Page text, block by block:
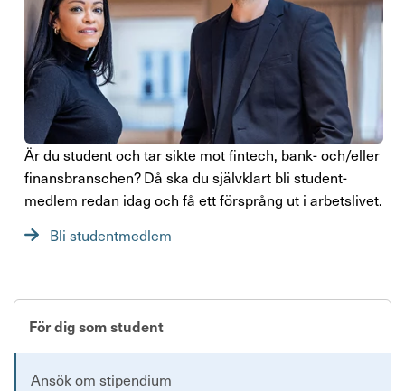
Är du student och tar sikte mot fintech, bank- och/​eller
finans­bran­schen? Då ska du själv­klart bli student­
medlem redan idag och få ett försprång ut i arbets­livet.
Bli studentmedlem
För dig som student
Ansök om stipendium